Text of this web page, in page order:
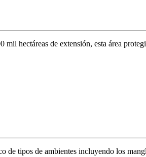
mil hectáreas de extensión, esta área
de tipos de ambientes incluyendo los